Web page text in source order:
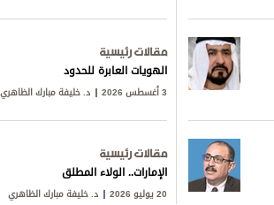
مقالات رئيسية
الهويات العابرة للحدود
3 أغسطس 2026 د. خليفة مبارك الظاهري
مقالات رئيسية
الإمارات.. الولاء المطلق
20 يوليو 2026 د. خليفة مبارك الظاهري